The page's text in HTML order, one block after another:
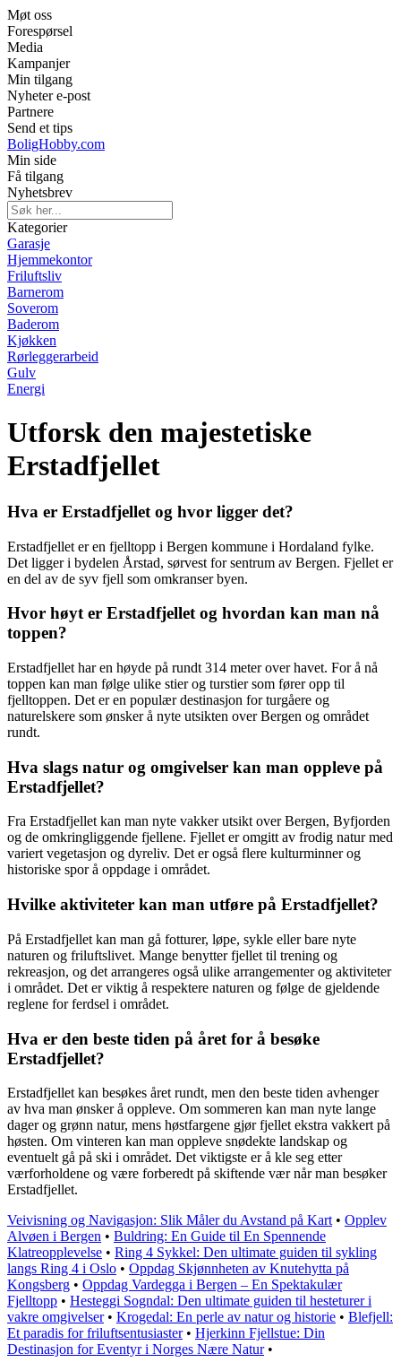
Møt oss
Forespørsel
Media
Kampanjer
Min tilgang
Nyheter e-post
Partnere
Send et tips
BoligHobby.com
Min side
Få tilgang
Nyhetsbrev
Kategorier
Garasje
Hjemmekontor
Friluftsliv
Barnerom
Soverom
Baderom
Kjøkken
Rørleggerarbeid
Gulv
Energi
Utforsk den majestetiske
Erstadfjellet
Hva er Erstadfjellet og hvor ligger det?
Erstadfjellet er en fjelltopp i Bergen kommune i Hordaland fylke.
Det ligger i bydelen Årstad, sørvest for sentrum av Bergen. Fjellet er
en del av de syv fjell som omkranser byen.
Hvor høyt er Erstadfjellet og hvordan kan man nå
toppen?
Erstadfjellet har en høyde på rundt 314 meter over havet. For å nå
toppen kan man følge ulike stier og turstier som fører opp til
fjelltoppen. Det er en populær destinasjon for turgåere og
naturelskere som ønsker å nyte utsikten over Bergen og området
rundt.
Hva slags natur og omgivelser kan man oppleve på
Erstadfjellet?
Fra Erstadfjellet kan man nyte vakker utsikt over Bergen, Byfjorden
og de omkringliggende fjellene. Fjellet er omgitt av frodig natur med
variert vegetasjon og dyreliv. Det er også flere kulturminner og
historiske spor å oppdage i området.
Hvilke aktiviteter kan man utføre på Erstadfjellet?
På Erstadfjellet kan man gå fotturer, løpe, sykle eller bare nyte
naturen og friluftslivet. Mange benytter fjellet til trening og
rekreasjon, og det arrangeres også ulike arrangementer og aktiviteter
i området. Det er viktig å respektere naturen og følge de gjeldende
reglene for ferdsel i området.
Hva er den beste tiden på året for å besøke
Erstadfjellet?
Erstadfjellet kan besøkes året rundt, men den beste tiden avhenger
av hva man ønsker å oppleve. Om sommeren kan man nyte lange
dager og grønn natur, mens høstfargene gjør fjellet ekstra vakkert på
høsten. Om vinteren kan man oppleve snødekte landskap og
eventuelt gå på ski i området. Det viktigste er å kle seg etter
værforholdene og være forberedt på skiftende vær når man besøker
Erstadfjellet.
Veivisning og Navigasjon: Slik Måler du Avstand på Kart • Opplev
Alvøen i Bergen • Buldring: En Guide til En Spennende
Klatreopplevelse • Ring 4 Sykkel: Den ultimate guiden til sykling
langs Ring 4 i Oslo • Oppdag Skjønnheten av Knutehytta på
Kongsberg • Oppdag Vardegga i Bergen – En Spektakulær
Fjelltopp • Hesteggi Sogndal: Den ultimate guiden til hesteturer i
vakre omgivelser• Krogedal: En perle av natur og historie • Blefjell:
Et paradis for friluftsentusiaster• Hjerkinn Fjellstue: Din
Destinasjon for Eventyr i Norges Nære Natur•